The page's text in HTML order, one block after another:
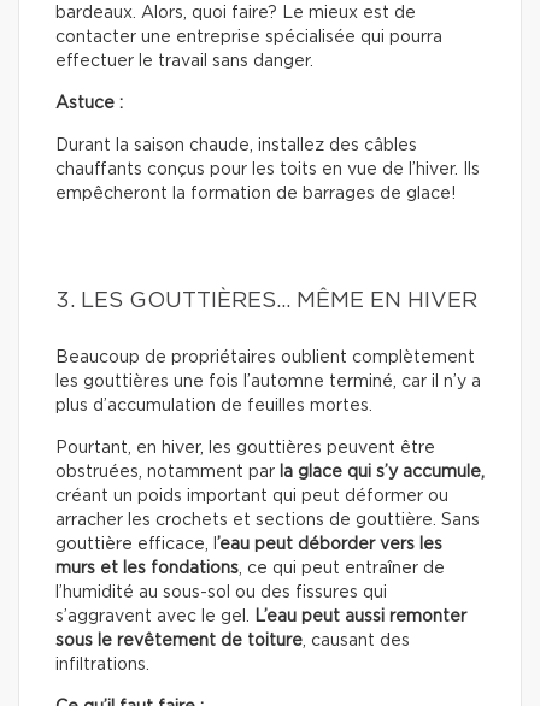
bardeaux. Alors, quoi faire? Le mieux est de
contacter une entreprise spécialisée qui pourra
effectuer le travail sans danger.
Astuce :
Durant la saison chaude, installez des câbles
chauffants conçus pour les toits en vue de l’hiver. Ils
empêcheront la formation de barrages de glace!
3. LES GOUTTIÈRES… MÊME EN HIVER
Beaucoup de propriétaires oublient complètement
les gouttières une fois l’automne terminé, car il n’y a
plus d’accumulation de feuilles mortes.
Pourtant, en hiver, les gouttières peuvent être
obstruées, notamment par la glace qui s’y accumule,
créant un poids important qui peut déformer ou
arracher les crochets et sections de gouttière. Sans
gouttière efficace, l ’eau peut déborder vers les
murs et les fondations, ce qui peut entraîner de
l’humidité au sous-sol ou des fissures qui
s’aggravent avec le gel. L’eau peut aussi remonter
sous le revêtement de toiture, causant des
infiltrations.